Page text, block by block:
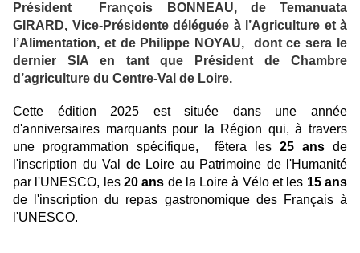
Président François BONNEAU, de Temanuata
GIRARD, Vice-Présidente déléguée à l’Agriculture et à
l’Alimentation, et de Philippe NOYAU, dont ce sera le
dernier SIA en tant que Président de Chambre
d’agriculture du Centre-Val de Loire.
Cette édition 2025 est située dans une année
d'anniversaires marquants pour la Région qui, à travers
une programmation spécifique, fêtera les 25 ans de
l'inscription du Val de Loire au Patrimoine de l'Humanité
par l'UNESCO, les 20 ans de la Loire à Vélo et les 15 ans
de l'inscription du repas gastronomique des Français à
l'UNESCO.